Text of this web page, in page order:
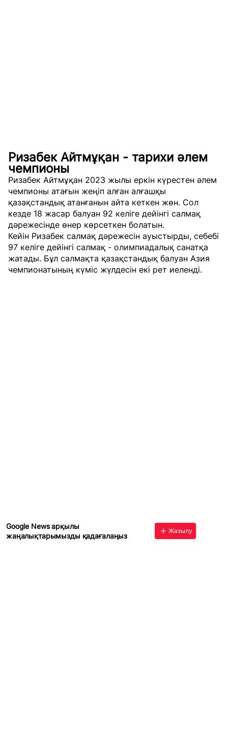
Ризабек Айтмұқан - тарихи әлем
чемпионы
Ризабек Айтмұқан 2023 жылы еркін күрестен әлем
чемпионы атағын жеңіп алған алғашқы
қазақстандық атанғанын айта кеткен жөн. Сол
кезде 18 жасар балуан 92 келіге дейінгі салмақ
дәрежесінде өнер көрсеткен болатын.
Кейін Ризабек салмақ дәрежесін ауыстырды, себебі
97 келіге дейінгі салмақ - олимпиадалық санатқа
жатады. Бұл салмақта қазақстандық балуан Азия
чемпионатының күміс жүлдесін екі рет иеленді.
Google News арқылы
жаңалықтарымызды қадағалаңыз
Жазылу